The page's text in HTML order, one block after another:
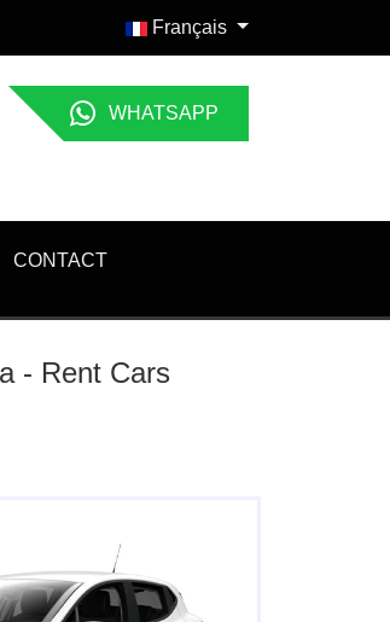
Français
WHATSAPP
CONTACT
- Rent Cars